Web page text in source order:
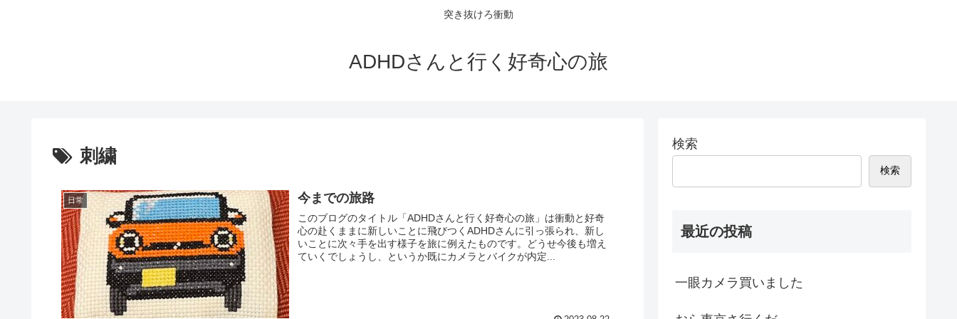
突き抜けろ衝動
ADHDさんと行く好奇心の旅
刺繍
日常 今までの旅路
このブログのタイトル「ADHDさんと行く好奇心の旅」は衝動と好奇
心の赴くままに新しいことに飛びつくADHDさんに引っ張られ、新し
いことに次々手を出す様子を旅に例えたものです。どうせ今後も増え
ていくでしょうし、というか既にカメラとバイクが内定...
検索
検索
最近の投稿
一眼カメラ買いました